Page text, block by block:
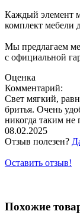
Каждый элемент
комплект мебели
Мы предлагаем
с официальной
Оценка
Комментарий:
Свет мягкий,
бритья. Очень
никогда таким не
08.02.2025
Отзыв полезен?
Оставить отзыв!
Похожие